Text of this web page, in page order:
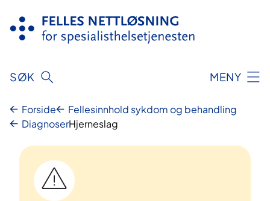
innhold
SØK MENY
Forside
Fellesinnhold sykdom og behandling
DiagnoserHjerneslag